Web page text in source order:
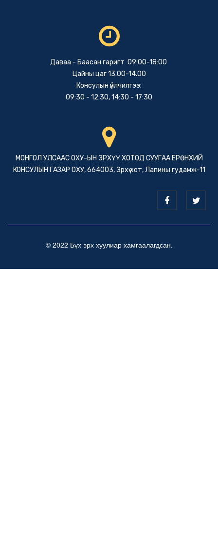
Даваа - Баасан гаригт 09:00-18:00
Цайны цаг 13.00-14.00
Консулын үйлчилгээ:
09:30 - 12:30, 14:30 - 17:30
МОНГОЛ УЛСААС ОХУ-ЫН ЭРХҮҮ ХОТОД СУУГАА ЕРӨНХИЙ
КОНСУЛЫН ГАЗАР ОХУ, 664003, Эрхүү хот, Лапины гудамж-11
© 2022 Бүх эрх хуулиар хамгаалагдсан.